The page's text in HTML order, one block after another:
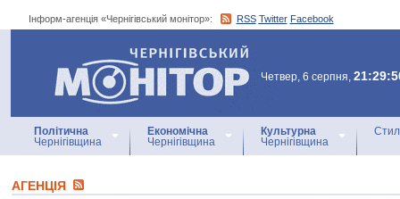
Інформ-агенція «Чернігівський монітор»: RSS Twitter Facebook
Інформ-агенція
«Чернігівський монітор»
Четвер, 6 серпня,
Політична
Чернігівщина
Економічна
Чернігівщина
Культурна
Чернігівщина
АГЕНЦIЯ